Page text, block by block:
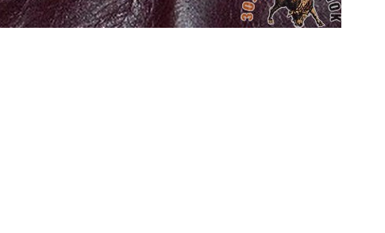
АППРЕТУРА ДЛЯ